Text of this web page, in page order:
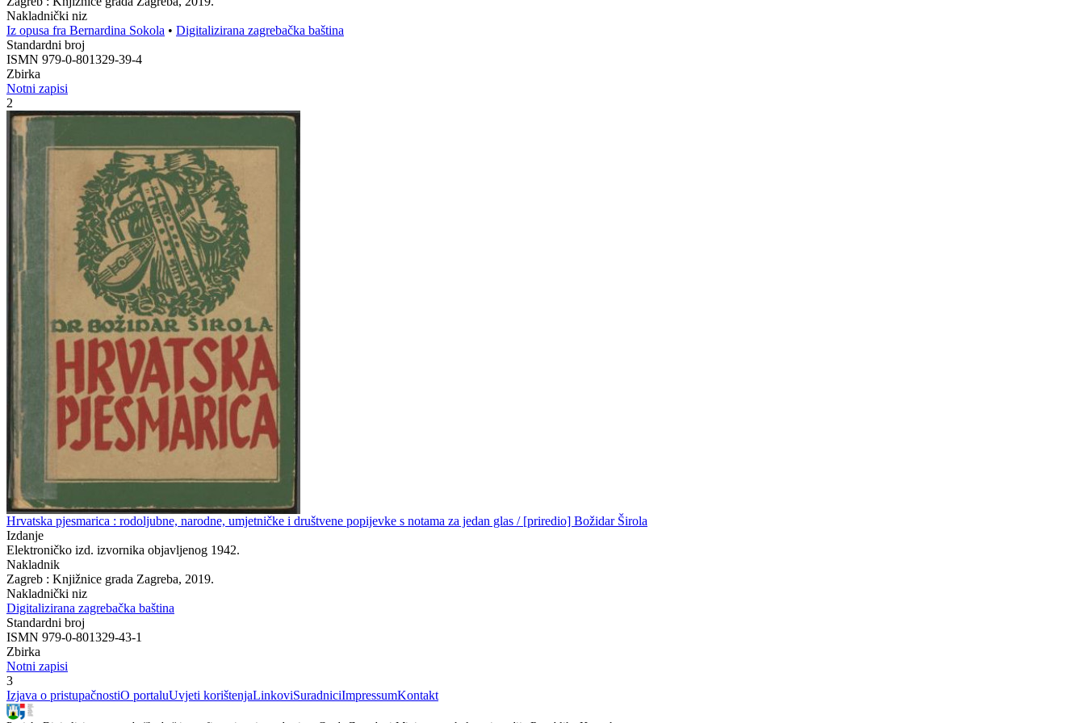
Nakladnički niz
Iz opusa fra Bernardina Sokola • Digitalizirana zagrebačka baština
Standardni broj
ISMN 979-0-801329-39-4
Zbirka
Notni zapisi
2
Hrvatska pjesmarica : rodoljubne, narodne, umjetničke i društvene popijevke s notama za jedan glas / [priredio] Božidar Širola
Izdanje
Elektroničko izd. izvornika objavljenog 1942.
Nakladnik
Zagreb : Knjižnice grada Zagreba, 2019.
Nakladnički niz
Digitalizirana zagrebačka baština
Standardni broj
ISMN 979-0-801329-43-1
Zbirka
Notni zapisi
3
Izjava o pristupačnostiO portaluUvjeti korištenjaLinkoviSuradniciImpressumKontakt